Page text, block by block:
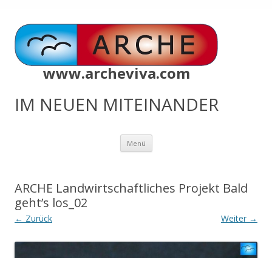
www.archeviva.com
IM NEUEN MITEINANDER
Menü Zum
springen
ARCHE Landwirtschaftliches Projekt Bald
geht’s los_02
← Zurück Weiter →